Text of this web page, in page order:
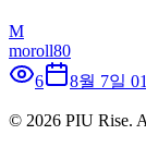
M
moroll80
6
8월 7일
© 2026 PIU Rise.